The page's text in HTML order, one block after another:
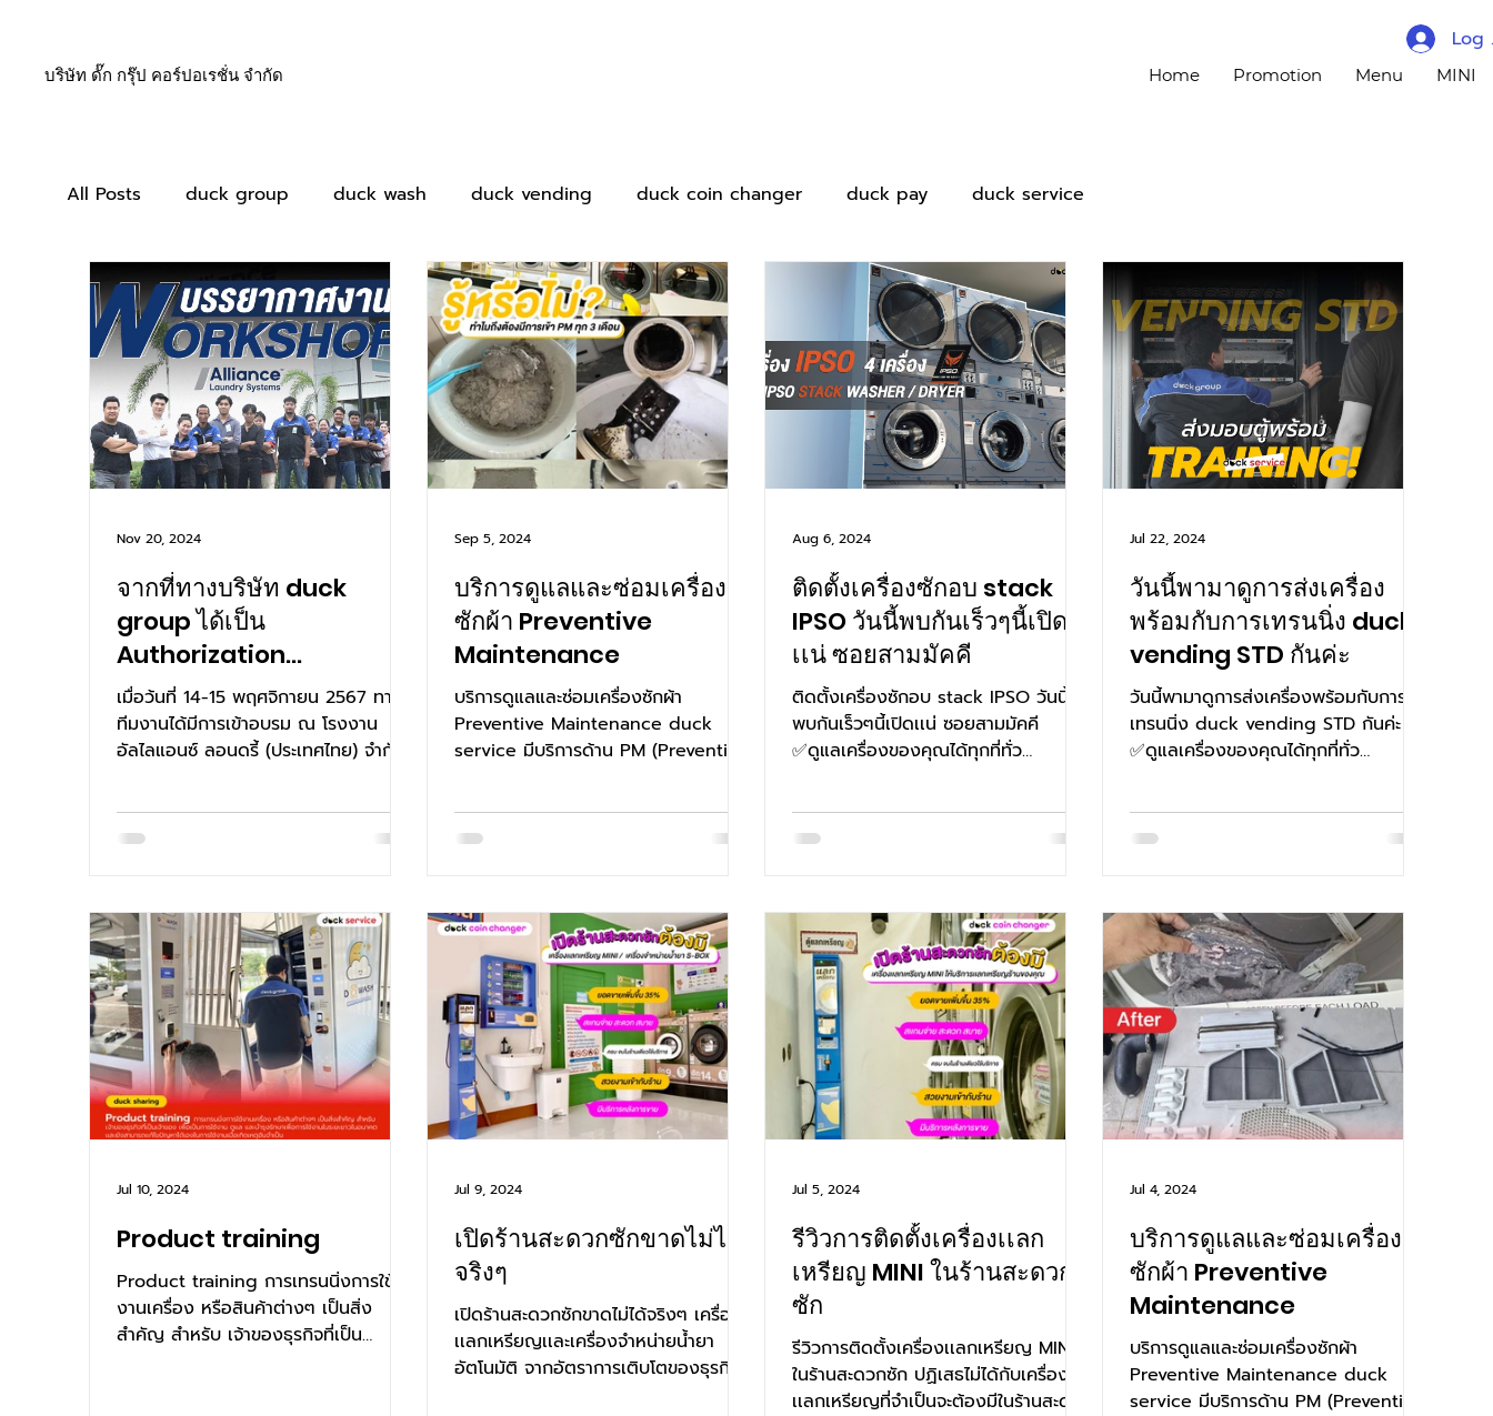
บริษัท ดั๊ก กรุ๊ป คอร์ปอเรชั่น จำกัด Home Promotion Menu MINI
Log
All Posts duck group duck wash duck vending duck coin changer duck pay duck service
จากที่ทางบริษัท duck
group ได้เป็น
Authorization
distributor แบรนด์
Primus อย่างเป็นทางการ
เมื่อว้นที่ 14-15 พฤศจิกายน 2567 ทาง
ทีมงานได้มีการเข้าอบรม ณ โรงงาน
อัลไลแอนซ์ ลอนดรี้ (ประเทศไทย) จำกัด
Nov 20, 2024
บริการดูแลและซ่อมเครื่อง
ซักผ้า Preventive
Maintenance
บริการดูแลและซ่อมเครื่องซักผ้า
Preventive Maintenance duck
service มีบริการด้าน PM (Preventive
Sep 5, 2024
ติดตั้งเครื่องซักอบ stack
IPSO วันนี้พบกันเร็วๆนี้เปิด
เเน่ ซอยสามมัคคี
ติดตั้งเครื่องซักอบ stack IPSO วันนี้
พบกันเร็วๆนี้เปิดเเน่ ซอยสามมัคคี
✅ดูแลเครื่องของคุณได้ทุกที่ทั่ว
Aug 6, 2024
วันนี้พามาดูการส่งเครื่อง
พร้อมกับการเทรนนิ่ง duck
vending STD กันค่ะ
วันนี้พามาดูการส่งเครื่องพร้อมกับการ
เทรนนิ่ง duck vending STD กันค่ะ
✅ดูแลเครื่องของคุณได้ทุกที่ทั่ว
Jul 22, 2024
Product training
Product training การเทรนนิ่งการใช้
งานเครื่อง หรือสินค้าต่างๆ เป็นสิ่ง
สำคัญ สำหรับ เจ้าของธุรกิจที่เป็น
Jul 10, 2024
เปิดร้านสะดวกซักขาดไม่ได้
จริงๆ
เปิดร้านสะดวกซักขาดไม่ได้จริงๆ เครื่อง
เเลกเหรียญเเละเครื่องจำหน่ายน้ำยา
อัตโนมัติ จากอัตราการเติบโตของธุรกิจ
Jul 9, 2024
รีวิวการติดตั้งเครื่องเเลก
เหรียญ MINI ในร้านสะดวก
ซัก
รีวิวการติดตั้งเครื่องเเลกเหรียญ MINI
ในร้านสะดวกซัก ปฏิเสธไม่ได้กับเครื่อง
เเลกเหรียญที่จำเป็นจะต้องมีในร้านสะดวก
Jul 5, 2024
บริการดูแลและซ่อมเครื่อง
ซักผ้า Preventive
Maintenance
บริการดูแลและซ่อมเครื่องซักผ้า
Preventive Maintenance duck
service มีบริการด้าน PM (Preventive
Jul 4, 2024